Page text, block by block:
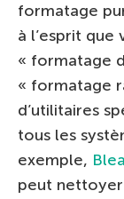
formatage
à l’esprit
« formatage
« formatage
d’utilitaires
tous les
exemple,
peut nettoyer